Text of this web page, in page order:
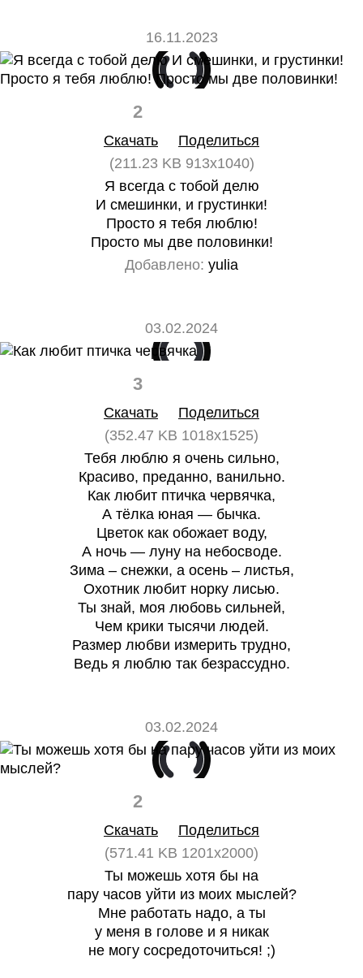
16.11.2023
2
Скачать
Поделиться
(211.23 KB 913x1040)
Я всегда с тобой делю
И смешинки, и грустинки!
Просто я тебя люблю!
Просто мы две половинки!
Добавлено: yulia
03.02.2024
3
Скачать
Поделиться
(352.47 KB 1018x1525)
Тебя люблю я очень сильно,
Красиво, преданно, ванильно.
Как любит птичка червячка,
А тёлка юная — бычка.
Цветок как обожает воду,
А ночь — луну на небосводе.
Зима – снежки, а осень – листья,
Охотник любит норку лисью.
Ты знай, моя любовь сильней,
Чем крики тысячи людей.
Размер любви измерить трудно,
Ведь я люблю так безрассудно.
03.02.2024
2
Скачать
Поделиться
(571.41 KB 1201x2000)
Ты можешь хотя бы на
пару часов уйти из моих мыслей?
Мне работать надо, а ты
у меня в голове и я никак
не могу сосредоточиться! ;)